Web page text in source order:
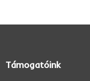
Támogatóink